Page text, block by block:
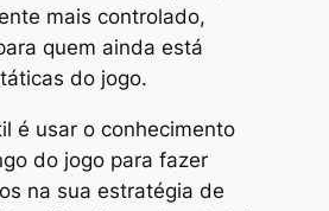
mais controlado,
quem ainda está
do jogo.
é usar o conhecimento
do jogo para fazer
na sua estratégia de